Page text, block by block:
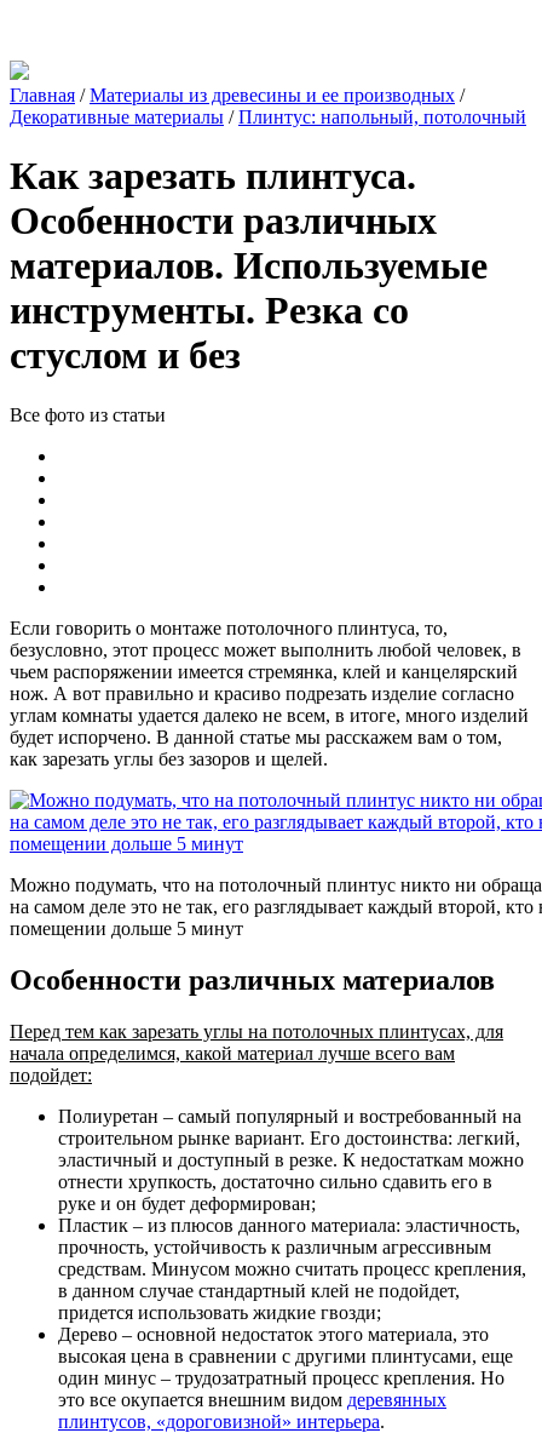
Главная /Материалы из древесины и ее производных /
Декоративные материалы /Плинтус: напольный, потолочный
Как зарезать плинтуса.
Особенности различных
материалов. Используемые
инструменты. Резка со
стуслом и без
Все фото из статьи
Если говорить о монтаже потолочного плинтуса, то,
безусловно, этот процесс может выполнить любой человек, в
чьем распоряжении имеется стремянка, клей и канцелярский
нож. А вот правильно и красиво подрезать изделие согласно
углам комнаты удается далеко не всем, в итоге, много изделий
будет испорчено. В данной статье мы расскажем вам о том,
как зарезать углы без зазоров и щелей.
Можно подумать, что на потолочный плинтус никто ни
на самом деле это не так, его разглядывает каждый второй, кто
помещении дольше 5 минут
Особенности различных материалов
Перед тем как зарезать углы на потолочных плинтусах, для
начала определимся, какой материал лучше всего вам
подойдет:
Полиуретан – самый популярный и востребованный на
строительном рынке вариант. Его достоинства: легкий,
эластичный и доступный в резке. К недостаткам можно
отнести хрупкость, достаточно сильно сдавить его в
руке и он будет деформирован;
Пластик – из плюсов данного материала: эластичность,
прочность, устойчивость к различным агрессивным
средствам. Минусом можно считать процесс крепления,
в данном случае стандартный клей не подойдет,
придется использовать жидкие гвозди;
Дерево – основной недостаток этого материала, это
высокая цена в сравнении с другими плинтусами, еще
один минус – трудозатратный процесс крепления. Но
это все окупается внешним видом деревянных
плинтусов, «дороговизной» интерьера.